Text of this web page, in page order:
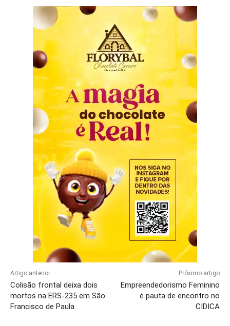
Artigo anterior
Colisão frontal deixa dois
mortos na ERS-235 em São
Francisco de Paula
Próximo artigo
Empreendedorismo Feminino
é pauta de encontro no
CIDICA